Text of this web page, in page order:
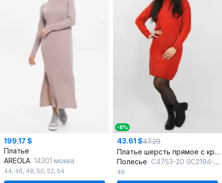
199.17 $
Платье
AREOLA 14301 мокка
44, 46, 48, 50, 52, 54
-8%
43.61 $47.29
Платье шерсть прямое с круглым вырезом и отложным воротником
Полесье С4753-20 0С2194-Д43 164 св.терракот
46